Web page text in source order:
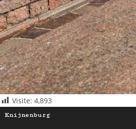
Visite: 4,893
Knijnenburg